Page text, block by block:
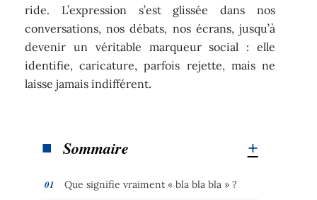
ride. L’expression s’est glissée dans nos
conversations, nos débats, nos écrans, jusqu’à
devenir un véritable marqueur social : elle
identifie, caricature, parfois rejette, mais ne
laisse jamais indifférent.
Sommaire
Que signifie vraiment « bla bla bla » ?